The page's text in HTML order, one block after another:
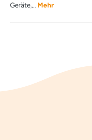
Geräte,… Mehr